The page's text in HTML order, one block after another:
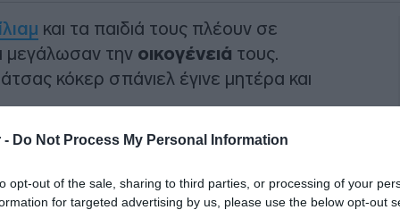
- Do Not Process My Personal Information
opt-out of the sale, sharing to third parties, or processing of your
for targeted advertising by us, please use the below opt-out
και τα παιδιά τους πλέουν σε
μεγάλωσαν την οικογένειά τους.
κόκερ σπάνιελ έγινε μητέρα και
και ο πρίγκιπας Λούις από την
δεν έχουν σταματήσει να
οικογένεια ανέκαθεν ήταν πολύ